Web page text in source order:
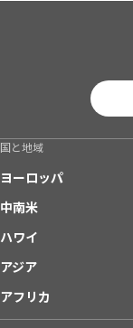
国と地域
ヨーロッパ
中南米
ハワイ
アジア
アフリカ